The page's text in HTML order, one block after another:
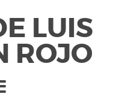
LUIS
ROJO